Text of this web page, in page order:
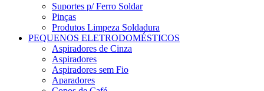
Suportes p/ Ferro Soldar
Pinças
Produtos Limpeza Soldadura
PEQUENOS ELETRODOMÉSTICOS
Aspiradores de Cinza
Aspiradores
Aspiradores sem Fio
Aparadores